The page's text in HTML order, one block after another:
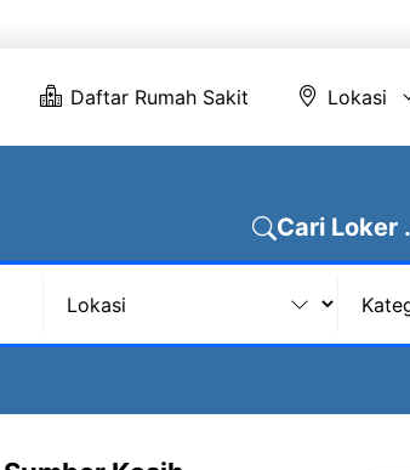
Daftar Rumah Sakit Lokasi
Cari Loker